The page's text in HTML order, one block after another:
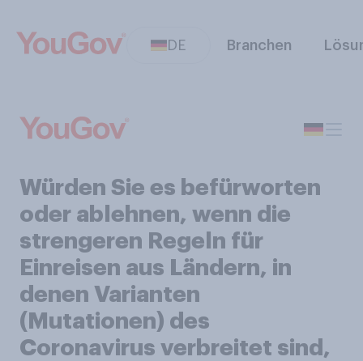
DE Branchen
Würden Sie es befürworten
oder ablehnen, wenn die
strengeren Regeln für
Einreisen aus Ländern, in
denen Varianten
(Mutationen) des
Coronavirus verbreitet sind,